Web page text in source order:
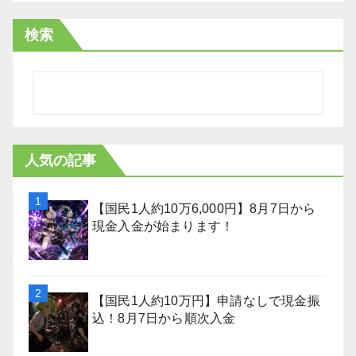
検索
人気の記事
【国民1人約10万6,000円】8月7日から
現金入金が始まります！
【国民1人約10万円】申請なしで現金振
込！8月7日から順次入金